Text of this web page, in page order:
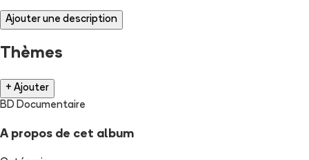
Ajouter une description
Thèmes
+ Ajouter
BD Documentaire
A propos de cet album